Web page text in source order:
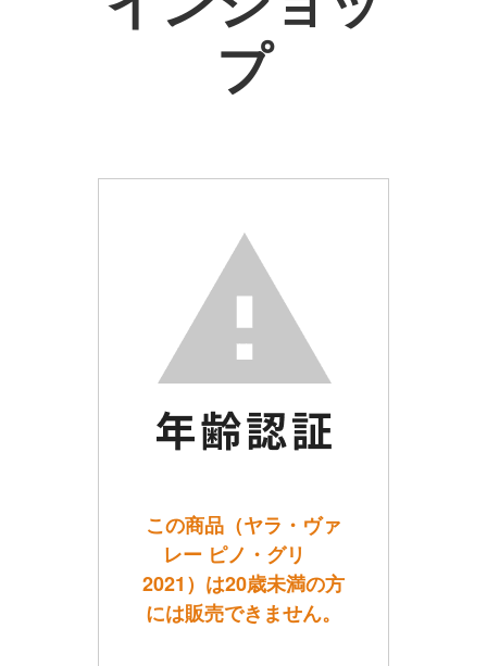
プ
この商品（ヤラ・ヴァ
レー ピノ・グリ
2021）は20歳未満の方
には販売できません。